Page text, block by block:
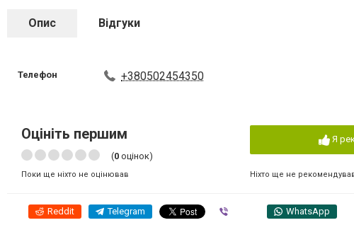
Опис Відгуки
Телефон +380502454350
Оцініть першим
(0 оцінок)
Поки ще ніхто не оцінював
Я
Ніхто ще не
Reddit Telegram WhatsApp